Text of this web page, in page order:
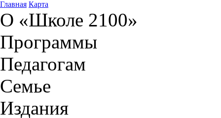
Главная Карта
О «Школе 2100»
Программы
Педагогам
Семье
Издания